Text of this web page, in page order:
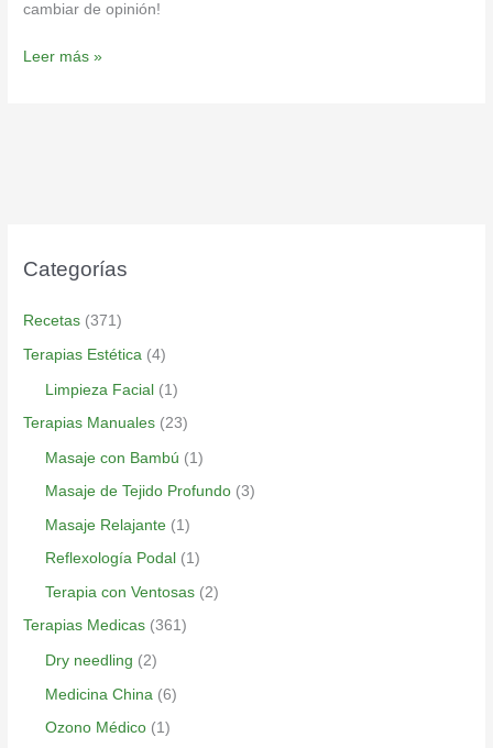
cambiar de opinión!
Leer más »
Categorías
Recetas (371)
Terapias Estética (4)
Limpieza Facial (1)
Terapias Manuales (23)
Masaje con Bambú (1)
Masaje de Tejido Profundo (3)
Masaje Relajante (1)
Reflexología Podal (1)
Terapia con Ventosas (2)
Terapias Medicas (361)
Dry needling (2)
Medicina China (6)
Ozono Médico (1)